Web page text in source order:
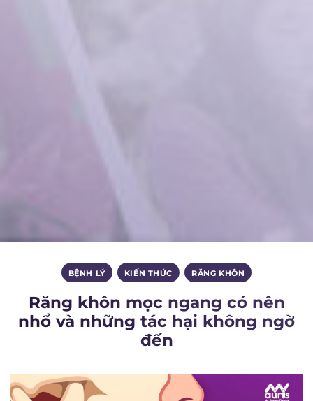
BỆNH LÝ , KIẾN THỨC , RĂNG KHÔN
Răng khôn mọc ngang có nên
nhổ và những tác hại không ngờ
đến